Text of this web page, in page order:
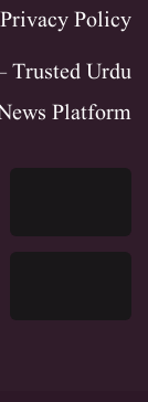
Privacy Policy
Trusted Urdu
Platform